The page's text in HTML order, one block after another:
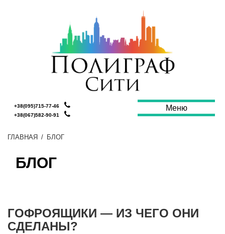
Меню
+38(095)715-77-46
+38(067)582-90-91
ГЛАВНАЯ / БЛОГ
БЛОГ
ГОФРОЯЩИКИ — ИЗ ЧЕГО ОНИ
СДЕЛАНЫ?